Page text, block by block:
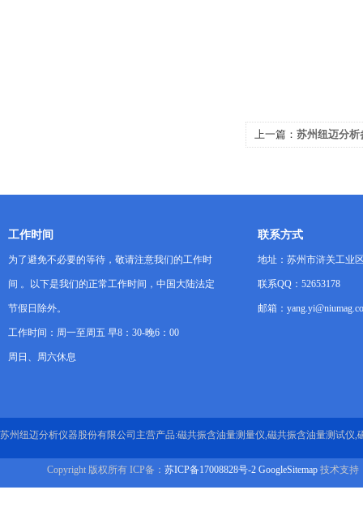
上一篇： 苏州纽迈分析
工作时间
为了避免不必要的等待，敬请注意我们的工作时
间 。以下是我们的正常工作时间，中国大陆法定
节假日除外。
工作时间：周一至周五 早8：30-晚6：00
周日、周六休息
联系方式
地址：苏州市浒关工业
联系QQ：52653178
邮箱：
苏州纽迈分析仪器股份有限公司主营产品:磁共振含油量测量仪,磁共振含油量测试仪,
Copyright 版权所有 ICP备： 苏ICP备17008828号-2 GoogleSitemap 技术支持